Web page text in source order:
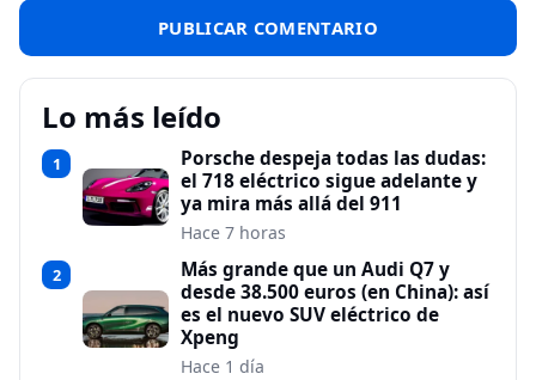
Lo más leído
1
Porsche despeja todas las dudas:
el 718 eléctrico sigue adelante y
ya mira más allá del 911
Hace 7 horas
2
Más grande que un Audi Q7 y
desde 38.500 euros (en China): así
es el nuevo SUV eléctrico de
Xpeng
Hace 1 día